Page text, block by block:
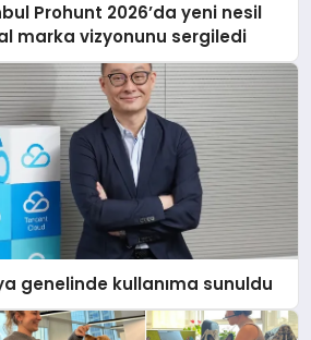
Prohunt 2026’da yeni nesil
marka vizyonunu sergiledi
genelinde kullanıma sunuldu